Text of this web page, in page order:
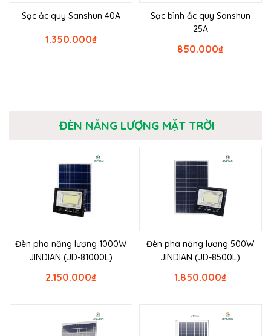
Sạc ắc quy Sanshun 40A
₫
1.350.000
Sạc bình ắc quy Sanshun
25A
₫
850.000
ĐÈN NĂNG LƯỢNG MẶT TRỜI
Đèn pha năng lượng 1000W
JINDIAN (JD-81000L)
₫
2.150.000
Đèn pha năng lượng 500W
JINDIAN (JD-8500L)
₫
1.850.000